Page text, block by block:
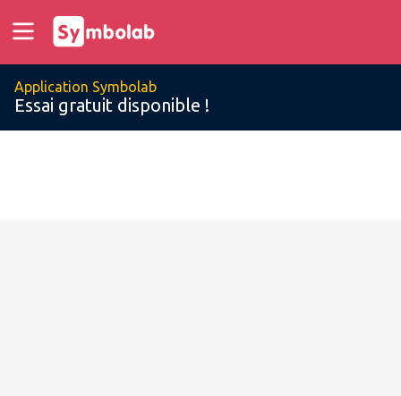
Application Symbolab
Essai gratuit disponible !